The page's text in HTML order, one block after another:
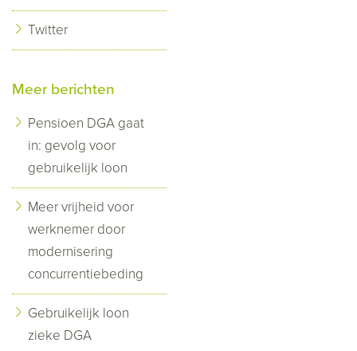
Twitter
Meer berichten
Pensioen DGA gaat
in: gevolg voor
gebruikelijk loon
Meer vrijheid voor
werknemer door
modernisering
concurrentiebeding
Gebruikelijk loon
zieke DGA